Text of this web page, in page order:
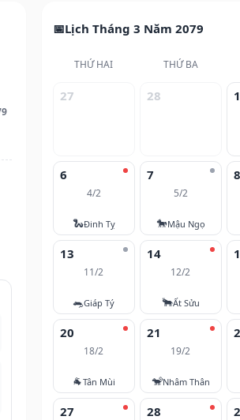
Lịch Tháng 3 Năm 2079
THỨ HAI THỨ BA
27 28 1
6
4/2
🐍Đinh Tỵ
7
5/2
🐎Mậu Ngọ
8
13
11/2
🐀Giáp Tý
14
12/2
🐂Ất Sửu
20
18/2
🐐Tân Mùi
21
19/2
🐒Nhâm Thân
27 28